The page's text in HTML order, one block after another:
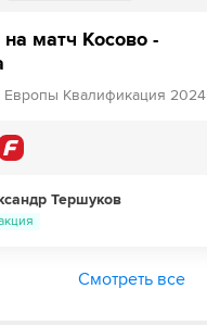
матч Косово -
Европы Квалификация 2024
Тершуков
Смотреть все